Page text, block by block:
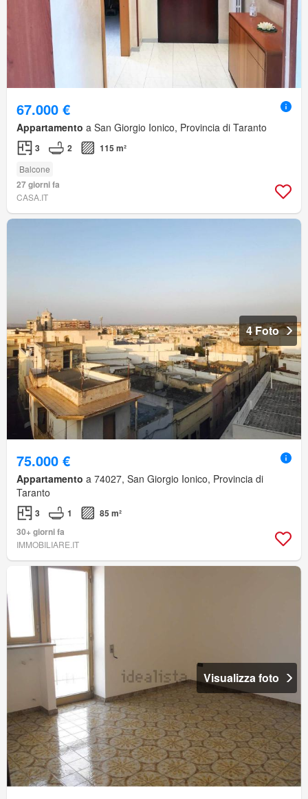
67.000 €
Appartamento a San Giorgio Ionico, Provincia di Taranto
3 2 115 m²
Balcone
27 giorni fa
CASA.IT
4 Foto
75.000 €
Appartamento a 74027, San Giorgio Ionico, Provincia di
Taranto
3 1
85 m²
30+ giorni fa
IMMOBILIARE.IT
Visualizza foto